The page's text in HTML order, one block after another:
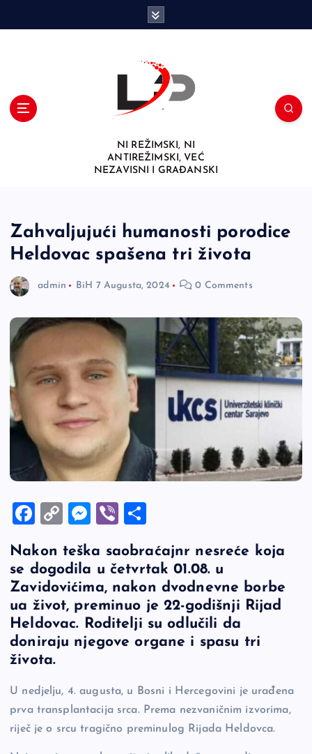
NI REŽIMSKI, NI
ANTIREŽIMSKI, VEĆ
NEZAVISNI I GRAĐANSKI
Zahvaljujući humanosti porodice
Heldovac spašena tri života
admin BiH 7 Augusta, 2024 0 Comments
F
c
e
b
o
o
k
C
p
y
Li
n
k
M
se
n
g
er
Vi
er ar
e
Nakon teška saobraćajnr nesreće koja
se dogodila u četvrtak 01.08. u
Zavidovićima, nakon dvodnevne borbe
ua život, preminuo je 22-godišnji Rijad
Heldovac. Roditelji su odlučili da
doniraju njegove organe i spasu tri
života.
U nedjelju, 4. augusta, u Bosni i Hercegovini je urađena
prva transplantacija srca. Prema nezvaničnim izvorima,
riječ je o srcu tragično preminulog Rijada Heldovca.